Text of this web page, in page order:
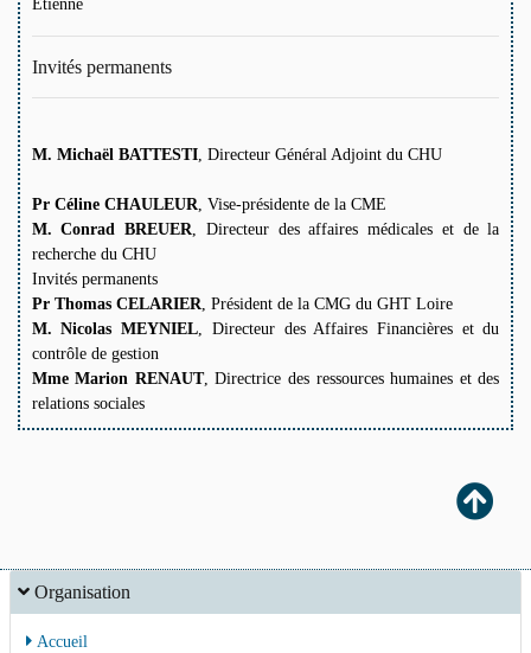
Organisation
Accueil
Invités permanents
M. Michaël BATTESTI, Directeur Général Adjoint du CHU
Pr Céline CHAULEUR , Vise-présidente de la CME
M. Conrad BREUER , Directeur des affaires médicales et de la
recherche du CHU
Invités permanents
Pr Thomas CELARIER , Président de la CMG du GHT Loire
M. Nicolas MEYNIEL , Directeur des Affaires Financières et du
contrôle de gestion
Mme Marion RENAUT, Directrice des ressources humaines et des
relations sociales